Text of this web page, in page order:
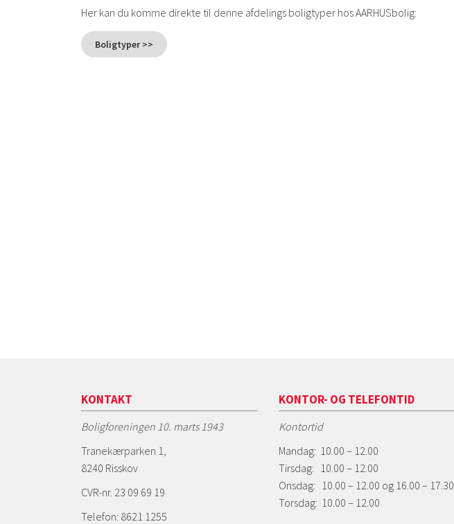
Her kan du komme direkte til denne afdelings boligtyper hos AARHUSbolig:
Boligtyper >>
KONTAKT
Boligforeningen 10. marts 1943
Tranekærparken 1,
8240 Risskov
CVR-nr. 23 09 69 19
Telefon: 8621 1255
KONTOR- OG TELEFONTID
Kontortid
Mandag: 10.00 – 12.00
Tirsdag: 10.00 – 12.00
Onsdag: 10.00 – 12.00 og 16.00 – 17.30
Torsdag: 10.00 – 12.00